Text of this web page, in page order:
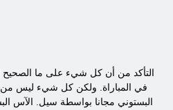
التأكد من أن كل شيء على ما
في المباراة. ولكن كل شيء ليس من
البستوني مجانا بواسطة سيل. الآس